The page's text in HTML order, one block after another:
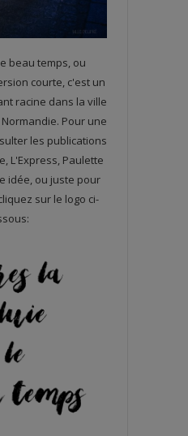
beau temps, ou
courte, c'est un
racine dans la ville
Pour une
les publications
L'Express, Paulette
idée, ou juste pour
sur le logo ci-